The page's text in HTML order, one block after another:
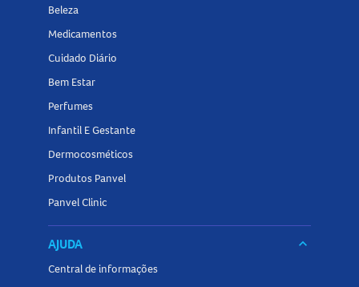
Beleza
Medicamentos
Cuidado Diário
Bem Estar
Perfumes
Infantil E Gestante
Dermocosméticos
Produtos Panvel
Panvel Clinic
AJUDA keyboard_arrow_down
Central de informações